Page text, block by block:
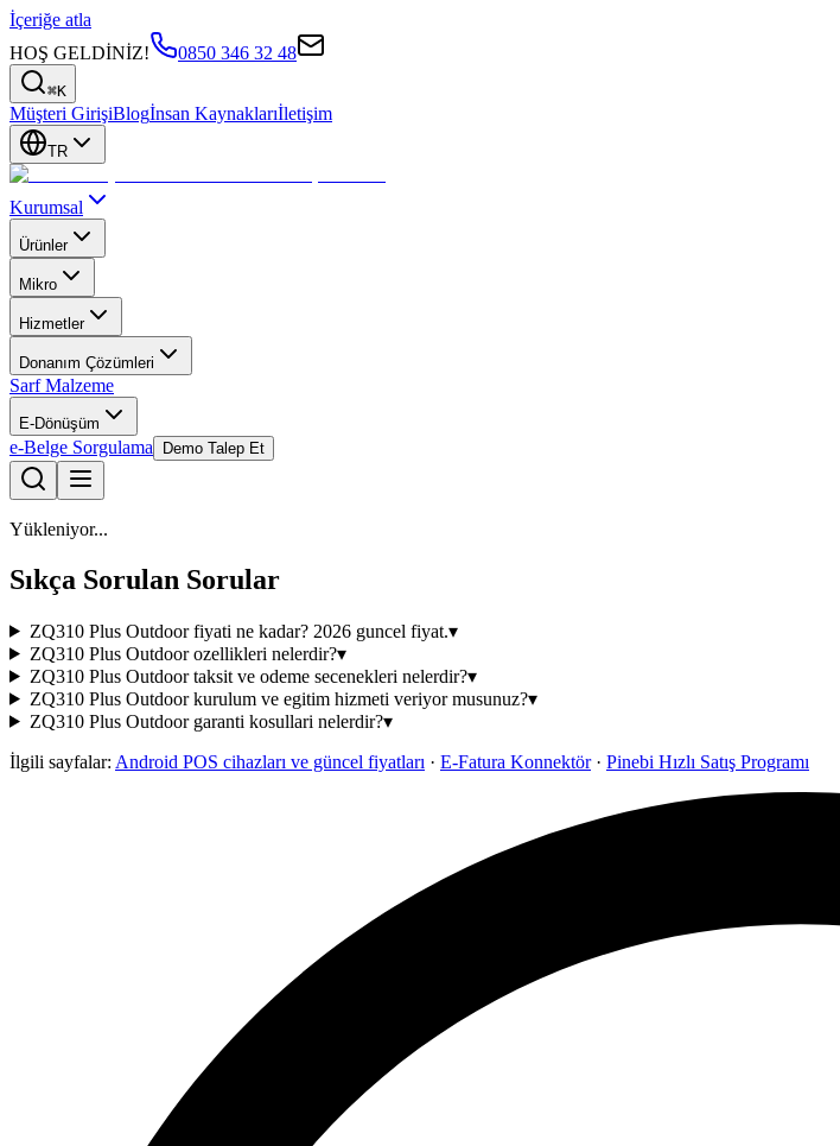
İçeriğe atla
HOŞ GELDİNİZ!
0850 346 32 48
⌘K
Müşteri GirişiBlogİnsan Kaynaklarıİletişim
TR
Kurumsal
Ürünler
Mikro
Hizmetler
Donanım Çözümleri
Sarf Malzeme
E-Dönüşüm
e-Belge Sorgulama Demo Talep Et
Yükleniyor...
Sıkça Sorulan Sorular
ZQ310 Plus Outdoor fiyati ne kadar? 2026 guncel fiyat.▾
ZQ310 Plus Outdoor ozellikleri nelerdir?▾
ZQ310 Plus Outdoor taksit ve odeme secenekleri nelerdir?▾
ZQ310 Plus Outdoor kurulum ve egitim hizmeti veriyor musunuz?▾
ZQ310 Plus Outdoor garanti kosullari nelerdir?▾
İlgili sayfalar: Android POS cihazları ve güncel fiyatları · E-Fatura Konnektör· Pinebi Hızlı Satış Programı